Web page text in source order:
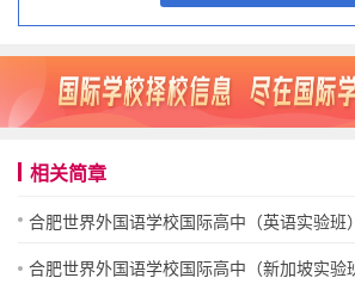
相关简章
合肥世界外国语学校国际高中（英语实验班
合肥世界外国语学校国际高中（新加坡实验